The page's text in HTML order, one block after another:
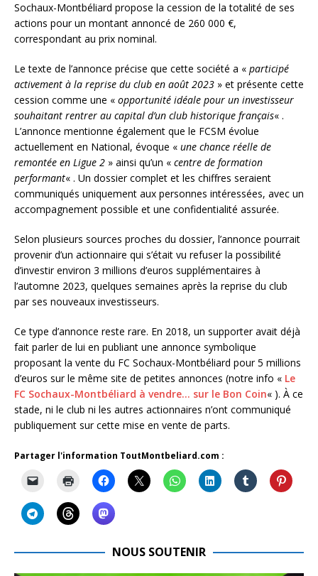
Sochaux-Montbéliard propose la cession de la totalité de ses
actions pour un montant annoncé de 260 000 €,
correspondant au prix nominal.
Le texte de l’annonce précise que cette société a « participé
activement à la reprise du club en août 2023 » et présente cette
cession comme une « opportunité idéale pour un investisseur
souhaitant rentrer au capital d’un club historique français« .
L’annonce mentionne également que le FCSM évolue
actuellement en National, évoque « une chance réelle de
remontée en Ligue 2 » ainsi qu’un « centre de formation
performant« . Un dossier complet et les chiffres seraient
communiqués uniquement aux personnes intéressées, avec un
accompagnement possible et une confidentialité assurée.
Selon plusieurs sources proches du dossier, l’annonce pourrait
provenir d’un actionnaire qui s’était vu refuser la possibilité
d’investir environ 3 millions d’euros supplémentaires à
l’automne 2023, quelques semaines après la reprise du club
par ses nouveaux investisseurs.
Ce type d’annonce reste rare. En 2018, un supporter avait déjà
fait parler de lui en publiant une annonce symbolique
proposant la vente du FC Sochaux-Montbéliard pour 5 millions
d’euros sur le même site de petites annonces (notre info « Le
FC Sochaux-Montbéliard à vendre… sur le Bon Coin« ). À ce
stade, ni le club ni les autres actionnaires n’ont communiqué
publiquement sur cette mise en vente de parts.
Partager l'information ToutMontbeliard.com :
NOUS SOUTENIR